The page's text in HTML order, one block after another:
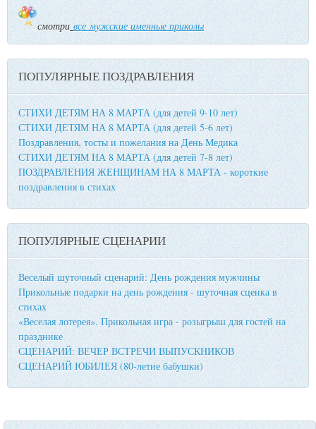
смотри все мужские именные приколы
ПОПУЛЯРНЫЕ ПОЗДРАВЛЕНИЯ
СТИХИ ДЕТЯМ НА 8 МАРТА (для детей 9-10 лет)
СТИХИ ДЕТЯМ НА 8 МАРТА (для детей 5-6 лет)
Поздравления, тосты и пожелания на День Медика
СТИХИ ДЕТЯМ НА 8 МАРТА (для детей 7-8 лет)
ПОЗДРАВЛЕНИЯ ЖЕНЩИНАМ НА 8 МАРТА - короткие
поздравления в стихах
ПОПУЛЯРНЫЕ СЦЕНАРИИ
Веселый шуточный сценарий: День рождения мужчины
Прикольные подарки на день рождения - шуточная сценка в
стихах
«Веселая лотерея». Прикольная игра - розыгрыш для гостей на
празднике
СЦЕНАРИЙ: ВЕЧЕР ВСТРЕЧИ ВЫПУСКНИКОВ
СЦЕНАРИЙ ЮБИЛЕЯ (80-летие бабушки)